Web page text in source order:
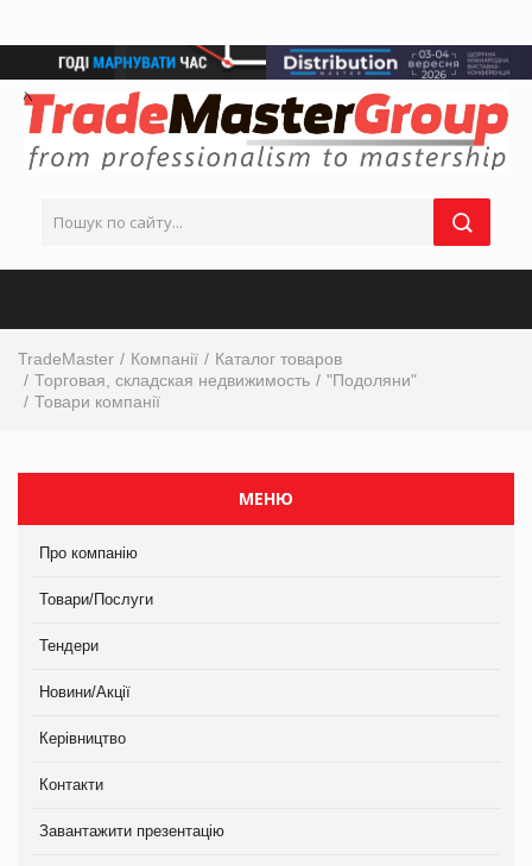
TradeMaster Компанії
Каталог товаров
Торговая, складская недвижимость
"Подоляни"
Товари компанії
МЕНЮ
Про компанію
Товари/Послуги
Тендери
Новини/Акції
Керівництво
Контакти
Завантажити презентацію